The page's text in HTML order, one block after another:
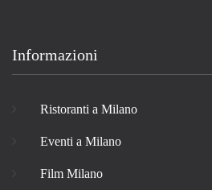
Informazioni
Ristoranti a Milano
Eventi a Milano
Film Milano